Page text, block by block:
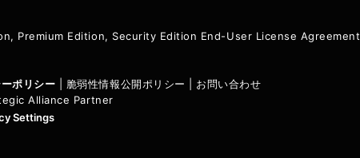
Premium Edition, Security Edition End-User License Agreement
ポリシー 脆弱性情報公開ポリシー
お問い合わせ
Alliance Partner
Settings